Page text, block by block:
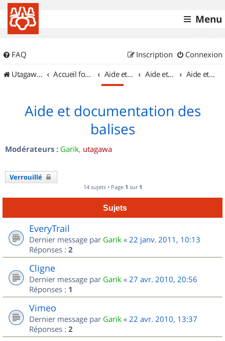
Menu
FAQ Connexion
Inscription
UtagawaVTT (Randos VTT et VTTAE avec traces GPS)
Accueil forum Aide et documentation Aide et documentation Aide et documentation des balises
Aide et documentation des
balises
Modérateurs : Garik, utagawa
Verrouillé
14 sujets • Page 1 sur 1
Sujets
EveryTrail
Dernier message par Garik « 22 janv. 2011, 10:13
Réponses : 2
Cligne
Dernier message par Garik « 27 avr. 2010, 20:56
Réponses : 1
Vimeo
Dernier message par Garik « 22 avr. 2010, 13:37
Réponses : 2